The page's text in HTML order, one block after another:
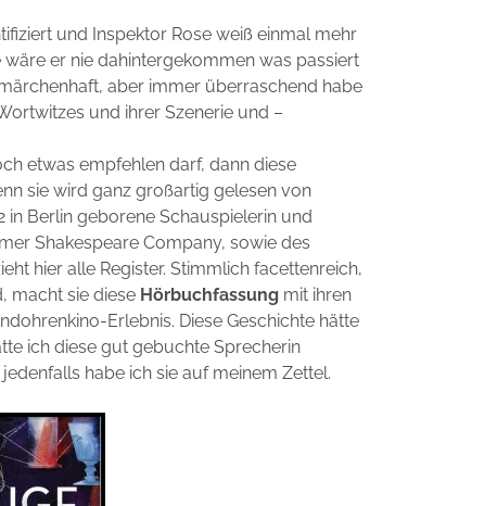
und Inspektor Rose weiß einmal mehr
wäre er nie dahintergekommen was passiert
aber immer überraschend habe
und ihrer Szenerie und –
etwas empfehlen darf, dann diese
sie wird ganz großartig gelesen von
in Berlin geborene Schauspielerin und
Shakespeare Company, sowie des
hier alle Register. Stimmlich facettenreich,
macht sie diese Hörbuchfassung mit ihren
Erlebnis. Diese Geschichte hätte
ich diese gut gebuchte Sprecherin
habe ich sie auf meinem Zettel.